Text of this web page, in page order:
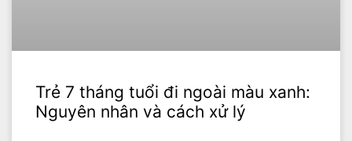
Trẻ 7 tháng tuổi đi ngoài màu xanh:
Nguyên nhân và cách xử lý